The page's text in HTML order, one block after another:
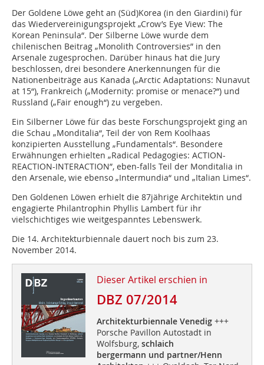
Der Goldene Löwe geht an (Süd)Korea (in den Giardini) für
das Wiedervereinigungsprojekt „Crow’s Eye View: The
Korean Peninsula“. Der Silberne Löwe wurde dem
chilenischen Beitrag „Monolith Controversies” in den
Arsenale zugesprochen. Darüber hinaus hat die Jury
beschlossen, drei besondere Anerkennungen für die
Nationenbeiträge aus Kanada („Arctic Adaptations: Nunavut
at 15“), Frankreich („Modernity: promise or menace?“) und
Russland („Fair enough“) zu vergeben.
Ein Silberner Löwe für das beste Forschungsprojekt ging an
die Schau „Mond­italia“, Teil der von Rem Koolhaas
konzipierten Ausstellung „Fundamentals“. Besondere
Erwähnungen erhielten „Radical Pedagogies: ACTION-
REACTION-INTERACTION”, eben­-falls Teil der Monditalia in
den Arsenale, wie ebenso „Intermundia“ und „Italian Limes“.
Den Goldenen Löwen erhielt die 87jährige Architektin und
engagierte Philantrophin Phyllis Lambert für ihr
vielschichtiges wie weitgespanntes Lebenswerk.
Die 14. Architekturbiennale dauert noch bis zum 23.
November 2014.
Dieser Artikel erschien in
DBZ 07/2014
Architekturbiennale Venedig+++
Porsche Pavillon Autostadt in
Wolfsburg, schlaich
bergermann und partner/Henn